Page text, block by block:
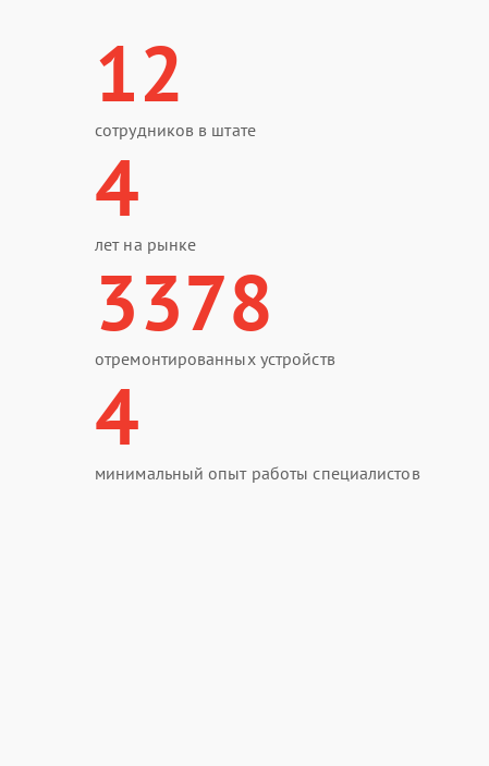
12
сотрудников в штате
4
лет на рынке
3378
отремонтированных устройств
4
минимальный опыт работы специалистов